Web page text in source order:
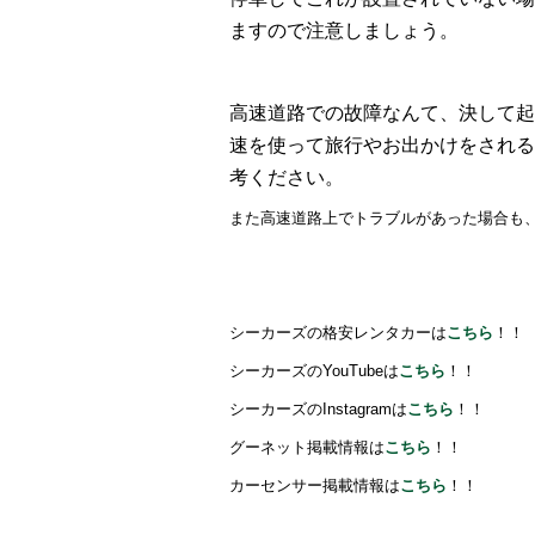
ますので注意しましょう。
高速道路での故障なんて、決して
速を使って旅行やお出かけをされ
考ください。
また高速道路上でトラブルがあった場合
シーカーズの格安レンタカーはこちら ！！
シーカーズのYouTubeはこちら ！！
シーカーズのInstagramはこちら ！！
グーネット掲載情報はこちら ！！
カーセンサー掲載情報はこちら ！！